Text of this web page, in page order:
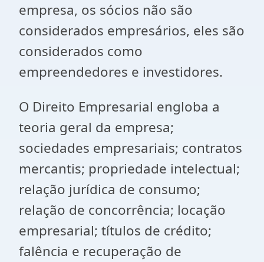
empresa, os sócios não são
considerados empresários, eles são
considerados como
empreendedores e investidores.
O Direito Empresarial engloba a
teoria geral da empresa;
sociedades empresariais; contratos
mercantis; propriedade intelectual;
relação jurídica de consumo;
relação de concorrência; locação
empresarial; títulos de crédito;
falência e recuperação de